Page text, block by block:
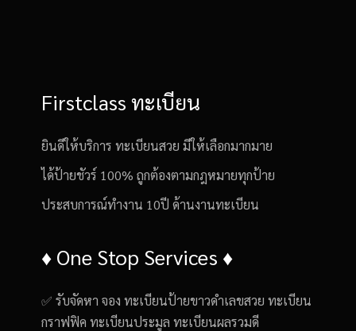
Firstclass ทะเบียน
ยินดีให้บริการ ทะเบียนสวย มีให้เลือกมากมาย
ได้ป้ายชัวร์ 100% ถูกต้องตามกฎหมายทุกป้าย
ประสบการณ์ทำงาน 10ปี ด้านงานทะเบียน
♦️ One Stop Services ♦️
✅ รับจัดหา จอง ทะเบียนป้ายขาวดำเลขสวย ทะเบียน
กราฟฟิค ทะเบียนประมูล ทะเบียนผลรวมดี